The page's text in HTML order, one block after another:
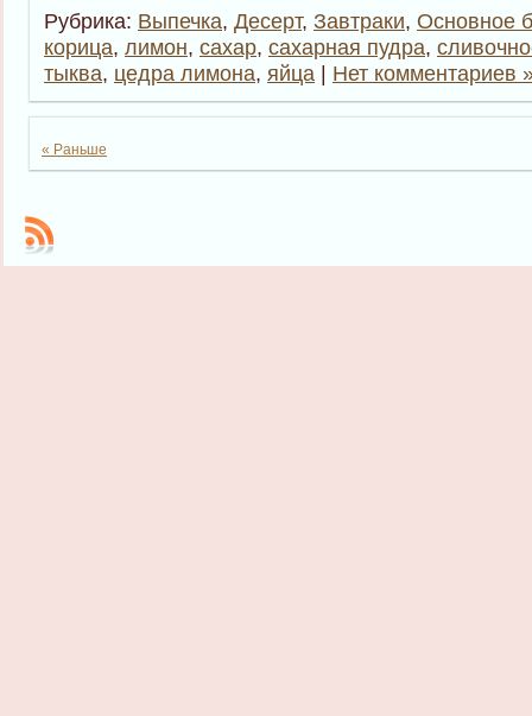
Рубрика: Выпечка, Десерт, Завтраки, Основное
корица, лимон, сахар, сахарная пудра,
тыква, цедра лимона, яйца | Нет комментариев
« Раньше